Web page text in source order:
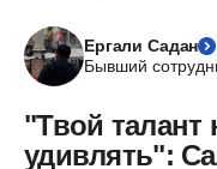
Ергали Садан
Бывший
"Твой талант
удивлять":